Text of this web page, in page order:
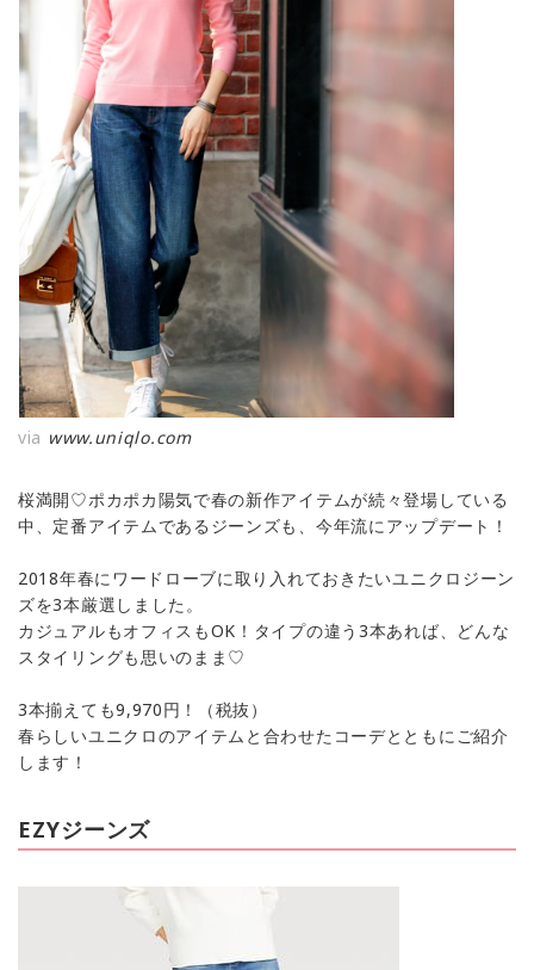
via www.uniqlo.com
桜満開♡ポカポカ陽気で春の新作アイテムが続々登場している
中、定番アイテムであるジーンズも、今年流にアップデート！
2018年春にワードローブに取り入れておきたいユニクロジーン
ズを3本厳選しました。
カジュアルもオフィスもOK！タイプの違う3本あれば、どんな
スタイリングも思いのまま♡
3本揃えても9,970円！（税抜）
春らしいユニクロのアイテムと合わせたコーデとともにご紹介
します！
EZYジーンズ